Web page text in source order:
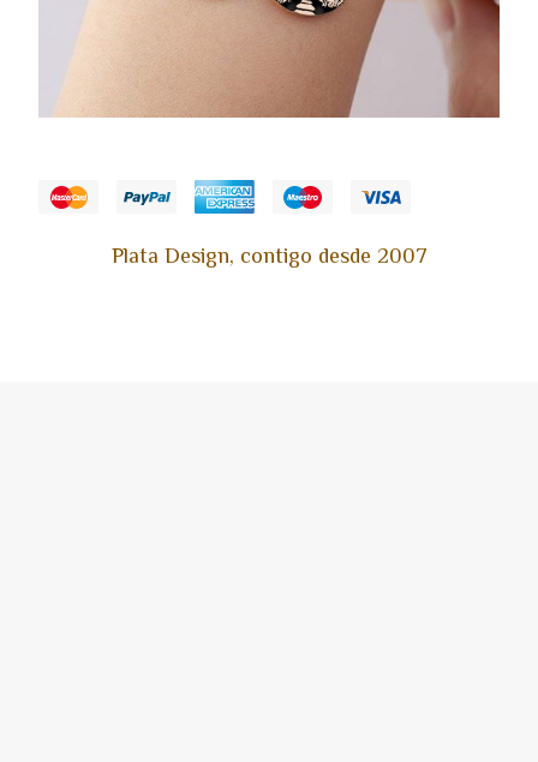
Plata Design, contigo desde 2007